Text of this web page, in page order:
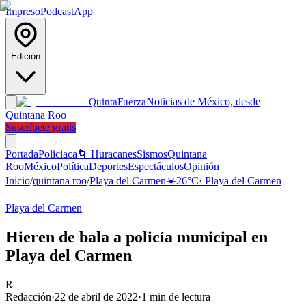
ImpresoPodcastApp
Edición
QuintaFuerzaNoticias de México, desde
Quintana Roo
Suscríbete gratis
PortadaPoliciaca 🌀 HuracanesSismosQuintana
RooMéxicoPolíticaDeportesEspectáculosOpinión
Inicio/quintana roo/Playa del Carmen☀️26°C· Playa del Carmen
Playa del Carmen
Hieren de bala a policía municipal en
Playa del Carmen
R
Redacción·22 de abril de 2022·1 min de lectura